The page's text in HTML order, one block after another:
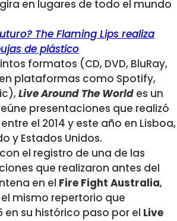
en lugares de todo el mundo
The Flaming Lips realiza
de plástico
formatos (CD, DVD, BluRay,
plataformas como Spotify,
Live Around The World es un
presentaciones que realizó
el 2014 y este año en Lisboa,
y Estados Unidos.
el registro de una de las
que realizaron antes del
en el Fire Fight Australia,
mismo repertorio que
en su histórico paso por el Live